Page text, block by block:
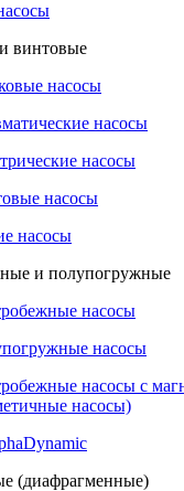
винтовые
насосы
насосы
насосы
насосы
насосы
и полупогружные
насосы
насосы
насосы с
насосы)
(диафрагменные)